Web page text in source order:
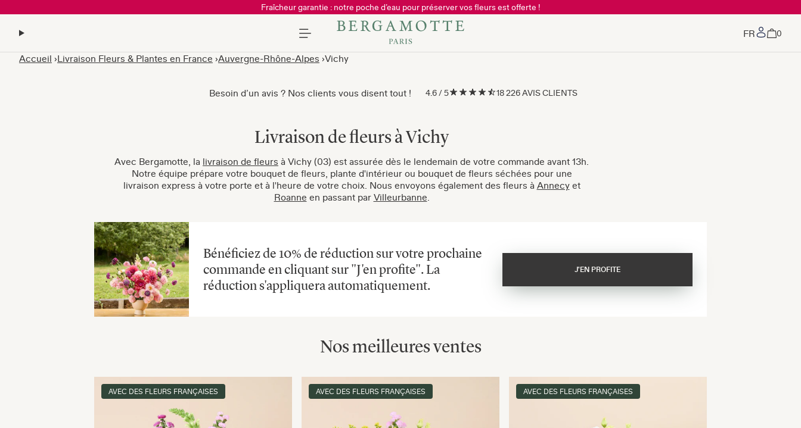
Fraîcheur garantie : notre poche d’eau pour préserver vos fleurs est offerte !
Mon
0
Accueil Livraison Fleurs & Plantes en France Auvergne-Rhône-Alpes Vichy
Besoin d’un avis ? Nos clients vous disent tout ! 4.6 / 5 18 226 AVIS CLIENTS
Livraison de fleurs à Vichy
Avec Bergamotte, la livraison de fleurs à Vichy (03) est assurée dès le lendemain de votre commande avant 13h.
Notre équipe prépare votre bouquet de fleurs, plante d'intérieur ou bouquet de fleurs séchées pour une
livraison express à votre porte et à l'heure de votre choix. Nous envoyons également des fleurs à Annecyet
Roanne en passant par Villeurbanne
Bénéficiez de 10% de réduction sur votre prochaine
commande en cliquant sur "J'en profite". La
réduction s'appliquera automatiquement.
J'EN PROFITE
Nos meilleures ventes
AVEC DES FLEURS FRANÇAISES AVEC DES FLEURS FRANÇAISES AVEC DES FLEURS FRANÇAISES